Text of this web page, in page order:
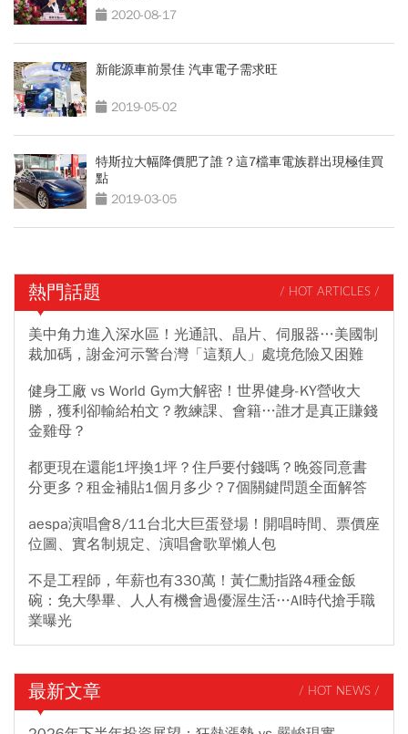
2020-08-17
新能源車前景佳 汽車電子需求旺
2019-05-02
特斯拉大幅降價肥了誰？這7檔車電族群出現極佳買
點
2019-03-05
熱門話題 / HOT ARTICLES /
美中角力進入深水區！光通訊、晶片、伺服器…美國制
裁加碼，謝金河示警台灣「這類人」處境危險又困難
健身工廠 vs World Gym大解密！世界健身-KY營收大
勝，獲利卻輸給柏文？教練課、會籍…誰才是真正賺錢
金雞母？
都更現在還能1坪換1坪？住戶要付錢嗎？晚簽同意書
分更多？租金補貼1個月多少？7個關鍵問題全面解答
aespa演唱會8/11台北大巨蛋登場！開唱時間、票價座
位圖、實名制規定、演唱會歌單懶人包
不是工程師，年薪也有330萬！黃仁勳指路4種金飯
碗：免大學畢、人人有機會過優渥生活…AI時代搶手職
業曝光
最新文章 / HOT NEWS /